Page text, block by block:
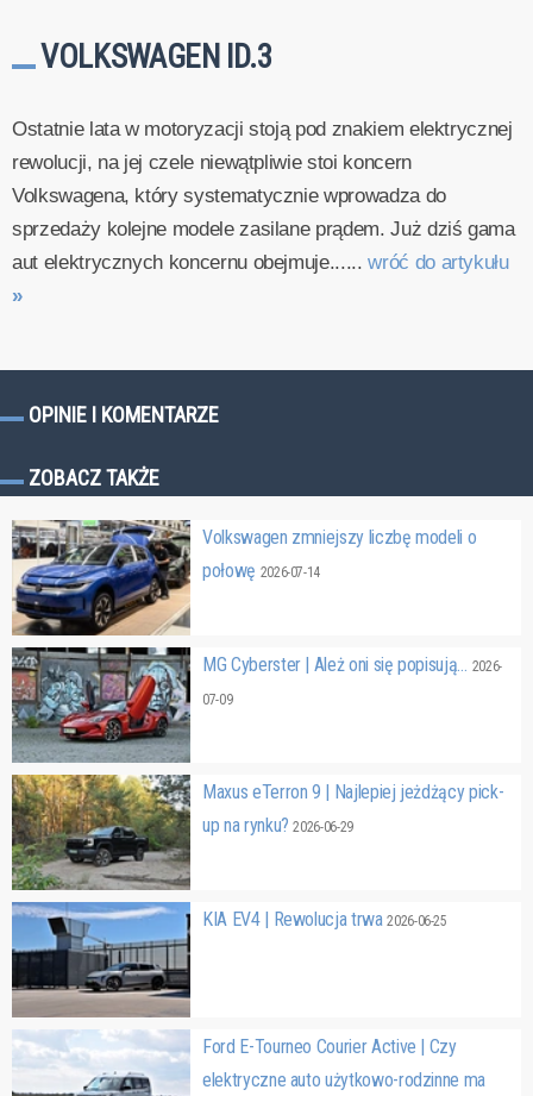
VOLKSWAGEN ID.3
Ostatnie lata w motoryzacji stoją pod znakiem elektrycznej
rewolucji, na jej czele niewątpliwie stoi koncern
Volkswagena, który systematycznie wprowadza do
sprzedaży kolejne modele zasilane prądem. Już dziś gama
aut elektrycznych koncernu obejmuje......wróć do artykułu
»
OPINIE I KOMENTARZE
ZOBACZ TAKŻE
Volkswagen zmniejszy liczbę modeli o
połowę 2026-07-14
MG Cyberster | Ależ oni się popisują… 2026-
07-09
Maxus eTerron 9 | Najlepiej jeżdżący pick-
up na rynku?2026-06-29
KIA EV4 | Rewolucja trwa2026-06-25
Ford E-Tourneo Courier Active | Czy
elektryczne auto użytkowo-rodzinne ma